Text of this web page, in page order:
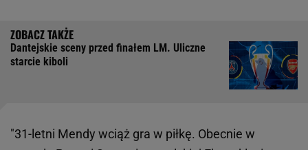
Dantejskie sceny przed finałem LM. Uliczne
starcie kiboli
"31-letni Mendy wciąż gra w piłkę. Obecnie w